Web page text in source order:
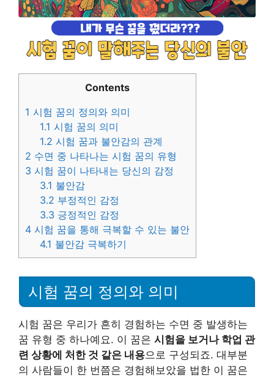
Contents
1 시험 꿈의 정의와 의미
1.1 시험 꿈의 의미
1.2 시험 꿈과 불안감의 관계
2 수면 중 나타나는 시험 꿈의 유형
3 시험 꿈이 나타내는 당신의 감정
3.1 불안감
3.2 부정적인 감정
3.3 긍정적인 감정
4 시험 꿈을 통해 극복할 수 있는 불안
4.1 불안감 극복하기
시험 꿈의 정의와 의미
시험 꿈은 우리가 흔히 경험하는 수면 중 발생하는
꿈 유형 중 하나예요. 이 꿈은 시험을 보거나 학업 관
련 상황에 처한 것 같은 내용으로 구성되죠. 대부분
의 사람들이 한 번쯤은 경험해보았을 법한 이 꿈은